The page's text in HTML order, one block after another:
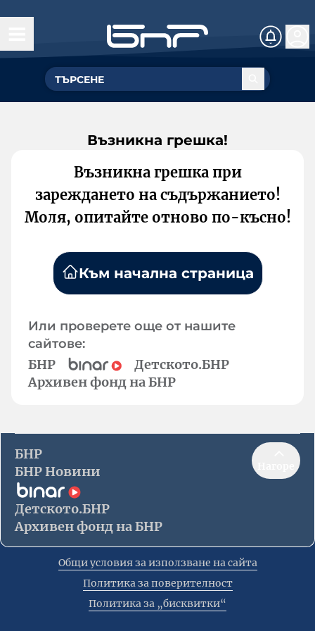
Възникна грешка!
Възникна грешка при
зареждането на съдържанието!
Моля, опитайте отново по-късно!
Към начална страница
Или проверете още от нашите
сайтове:
БНР
Детското.БНР
Архивен фонд на БНР
БНР
БНР Новини
Детското.БНР
Архивен фонд на БНР
Общи условия за използване на сайта
Политика за поверителност
Политика за „бисквитки“